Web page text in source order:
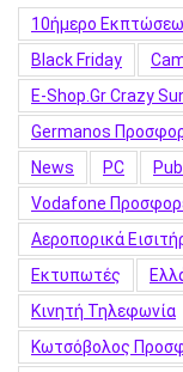
10ήμερο
Black Friday
E-Shop.gr Crazy
Germanos
News
PC
Vodafone
Αεροπορικά
Εκτυπωτές
Κινητή Τηλεφωνία
Κωτσόβολος